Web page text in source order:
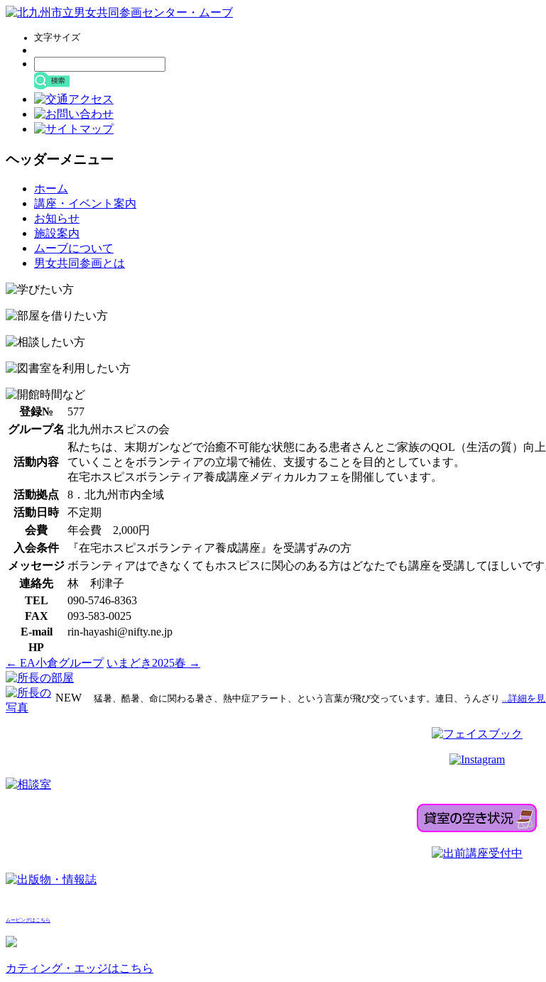
文字サイズ
ヘッダーメニュー
キ
ッ
プ
ホーム
講座・イベント案内
お知らせ
施設案内
ムーブについて
男女共同参画とは
登録№
577
グループ名 北九州ホスピスの会
活動内容
私たちは、末期ガンなどで治癒不可能な状態にある患者さんとご家族のQOL（生活の質）向
ていくことをボランティアの立場で補佐、支援することを目的としています。
在宅ホスピスボランティア養成講座メディカルカフェを開催しています。
活動拠点
8．北九州市内全域
活動日時
不定期
会費
年会費 2,000円
入会条件
『在宅ホスピスボランティア養成講座』を受講ずみの方
メッセージ ボランティアはできなくてもホスピスに関心のある方はどなたでも講座を受講してほしいです
連絡先
林 利津子
TEL
090-5746-8363
FAX
093-583-0025
E-mail
rin-hayashi@nifty.ne.jp
HP
投
稿
ナ
ー
← EA小倉グループ いまどき2025春 →
NEW 猛暑、酷暑、命に関わる暑さ、熱中症アラート、という言葉が飛び交っています。連日、うんざり ...詳細を
ムービングはこちら
カティング・エッジはこちら